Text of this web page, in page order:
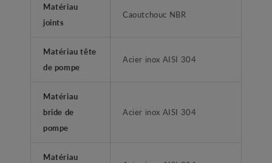
Matériau
joints
Caoutchouc NBR
Matériau tête
de pompe
Acier inox AISI 304
Matériau
bride de
pompe
Acier inox AISI 304
Matériau